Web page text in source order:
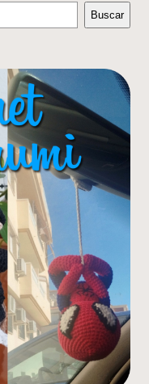
Buscar